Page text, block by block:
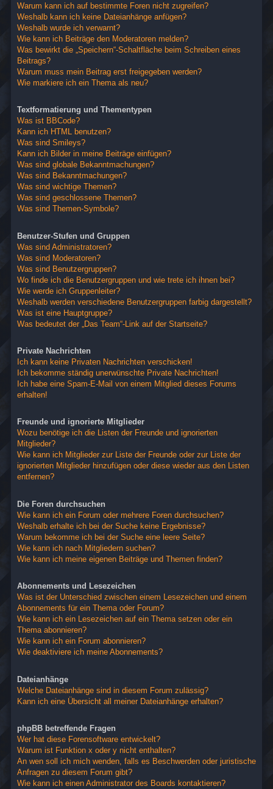
Warum kann ich auf bestimmte Foren nicht zugreifen?
Weshalb kann ich keine Dateianhänge anfügen?
Weshalb wurde ich verwarnt?
Wie kann ich Beiträge den Moderatoren melden?
Was bewirkt die „Speichern“-Schaltfläche beim Schreiben eines
Beitrags?
Warum muss mein Beitrag erst freigegeben werden?
Wie markiere ich ein Thema als neu?
Textformatierung und Thementypen
Was ist BBCode?
Kann ich HTML benutzen?
Was sind Smileys?
Kann ich Bilder in meine Beiträge einfügen?
Was sind globale Bekanntmachungen?
Was sind Bekanntmachungen?
Was sind wichtige Themen?
Was sind geschlossene Themen?
Was sind Themen-Symbole?
Benutzer-Stufen und Gruppen
Was sind Administratoren?
Was sind Moderatoren?
Was sind Benutzergruppen?
Wo finde ich die Benutzergruppen und wie trete ich ihnen bei?
Wie werde ich Gruppenleiter?
Weshalb werden verschiedene Benutzergruppen farbig dargestellt?
Was ist eine Hauptgruppe?
Was bedeutet der „Das Team“-Link auf der Startseite?
Private Nachrichten
Ich kann keine Privaten Nachrichten verschicken!
Ich bekomme ständig unerwünschte Private Nachrichten!
Ich habe eine Spam-E-Mail von einem Mitglied dieses Forums
erhalten!
Freunde und ignorierte Mitglieder
Wozu benötige ich die Listen der Freunde und ignorierten
Mitglieder?
Wie kann ich Mitglieder zur Liste der Freunde oder zur Liste der
ignorierten Mitglieder hinzufügen oder diese wieder aus den Listen
entfernen?
Die Foren durchsuchen
Wie kann ich ein Forum oder mehrere Foren durchsuchen?
Weshalb erhalte ich bei der Suche keine Ergebnisse?
Warum bekomme ich bei der Suche eine leere Seite?
Wie kann ich nach Mitgliedern suchen?
Wie kann ich meine eigenen Beiträge und Themen finden?
Abonnements und Lesezeichen
Was ist der Unterschied zwischen einem Lesezeichen und einem
Abonnements für ein Thema oder Forum?
Wie kann ich ein Lesezeichen auf ein Thema setzen oder ein
Thema abonnieren?
Wie kann ich ein Forum abonnieren?
Wie deaktiviere ich meine Abonnements?
Dateianhänge
Welche Dateianhänge sind in diesem Forum zulässig?
Kann ich eine Übersicht all meiner Dateianhänge erhalten?
phpBB betreffende Fragen
Wer hat diese Forensoftware entwickelt?
Warum ist Funktion x oder y nicht enthalten?
An wen soll ich mich wenden, falls es Beschwerden oder juristische
Anfragen zu diesem Forum gibt?
Wie kann ich einen Administrator des Boards kontaktieren?